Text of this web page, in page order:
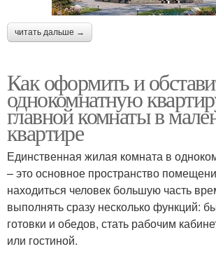
читать дальше →
Как оформить и
однокомнатную
главной комнаты в
квартире
Единственная жилая комната в
– это основное пространство
находиться человек большую часть
выполнять сразу несколько функций:
готовки и обедов, стать рабочим
или гостиной.